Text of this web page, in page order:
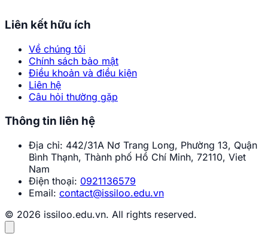
Liên kết hữu ích
Về chúng tôi
Chính sách bảo mật
Điều khoản và điều kiện
Liên hệ
Câu hỏi thường gặp
Thông tin liên hệ
Địa chỉ: 442/31A Nơ Trang Long, Phường 13, Quận
Bình Thạnh, Thành phố Hồ Chí Minh, 72110, Viet
Nam
Điện thoại: 0921136579
Email: contact@issiloo.edu.vn
© 2026 issiloo.edu.vn. All rights reserved.